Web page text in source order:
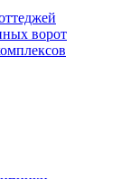
ворот